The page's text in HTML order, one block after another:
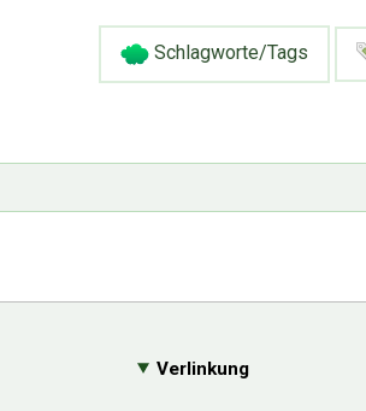
Schlagworte/Tags
Verlinkung